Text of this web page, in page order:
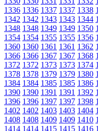
1336 1336 1337 1337 1338
1342 1342 1343 1343 1344
1348 1348 1349 1349 1350
1354 1354 1355 1355 1356
1360 1360 1361 1361 1362
1366 1366 1367 1367 1368
1372 1372 1373 1373 1374
1378 1378 1379 1379 1380
1384 1384 1385 1385 1386
1390 1390 1391 1391 1392
1396 1396 1397 1397 1398
1402 1402 1403 1403 1404
1408 1408 1409 1409 1410
1414 1414 1415 1415 1416